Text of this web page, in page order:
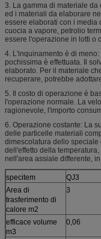
3. La gamma di materiale
ed i materiali da elaborare
essere elaborati con i media
cuocia a vapore, petrolio
essere l'operazione in lotti o
4. L'inquinamento è di
pochissima è effettuata. Il
elaborato. Per il materiale
recuperare, potrebbe
5. Il costo di operazione è
l'operazione normale. La
ragionevole, l'importo
6. Operazione costante: La
delle particelle materiali
dimescolatura dello
dell'effetto della
nell'area assiale differente,
specitem QJ3
Area di
trasferimento di
calore m2
3
efficace volume
m3
0,06